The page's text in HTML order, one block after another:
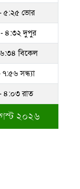
গড়েছেন
রহমান
রাজউকের
মোবাইল
১ জিবি ফ্রি
৫:২৫ ভোর
৪:৩২ দুপুর
বিকেল
সন্ধ্যা
৪:০৩ রাত
২০২৬